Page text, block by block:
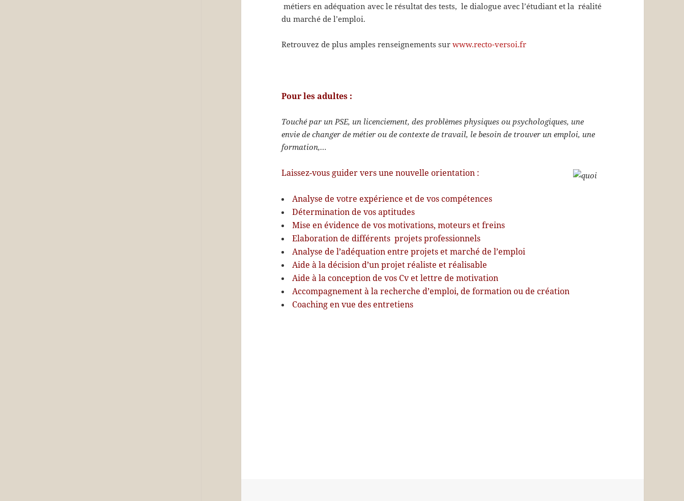
métiers en adéquation avec le résultat des tests, le dialogue avec l’étudiant et la réalité
du marché de l’emploi.
Retrouvez de plus amples renseignements surwww.recto-versoi.fr
Pour les adultes :
Touché par un PSE, un licenciement, des problèmes physiques ou psychologiques, une
envie de changer de métier ou de contexte de travail, le besoin de trouver un emploi, une
formation,…
Laissez-vous guider vers une nouvelle orientation :
Analyse de votre expérience et de vos compétences
Détermination de vos aptitudes
Mise en évidence de vos motivations, moteurs et freins
Elaboration de différents projets professionnels
Analyse de l’adéquation entre projets et marché de l’emploi
Aide à la décision d’un projet réaliste et réalisable
Aide à la conception de vos Cv et lettre de motivation
Accompagnement à la recherche d’emploi, de formation ou de création
Coaching en vue des entretiens